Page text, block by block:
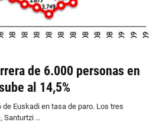
de 6.000 personas en
al 14,5%
Euskadi en tasa de paro. Los tres
Santurtzi …